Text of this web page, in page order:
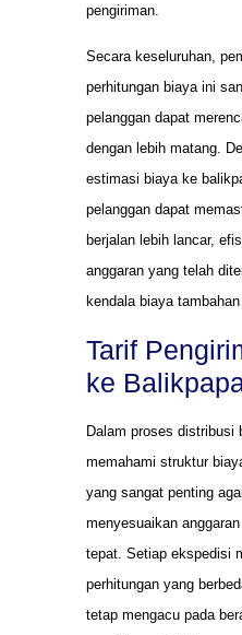
pengiriman.
Secara keseluruhan,
perhitungan biaya ini
pelanggan dapat
dengan lebih matang.
estimasi biaya ke
pelanggan dapat
berjalan lebih lancar,
anggaran yang telah
kendala biaya
Tarif
ke
Dalam proses distribusi
memahami struktur
yang sangat penting
menyesuaikan
tepat. Setiap ekspedisi
perhitungan yang
tetap mengacu pada